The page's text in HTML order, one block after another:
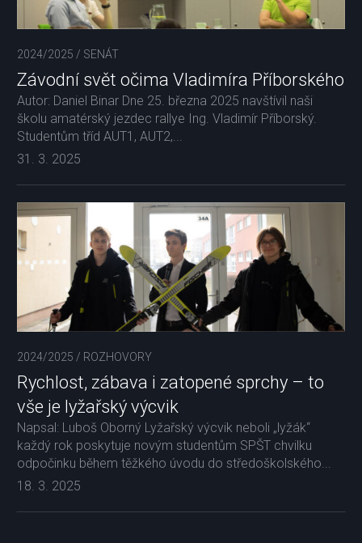
2024/2025 / SENÁT
Závodní svět očima Vladimíra Příborského
Autor: Daniel Binar Dne 25. března 2025 navštívil naši
školu amatérský jezdec rallye Ing. Vladimír Příborský.
Studentům tříd AUT1, AUT2,...
31. 3. 2025
2024/2025 / ROZHOVORY
Rychlost, zábava i zatopené sprchy – to
vše je lyžařský výcvik
Napsal: Luboš Oborný Lyžařský výcvik neboli „lyžák“
každý rok poskytuje novým studentům SPŠT chvilku
odpočinku během těžkého úvodu do středoškolského...
18. 3. 2025